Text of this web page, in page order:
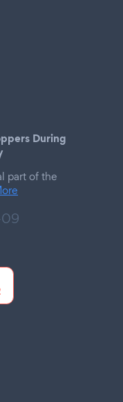
During
part of the